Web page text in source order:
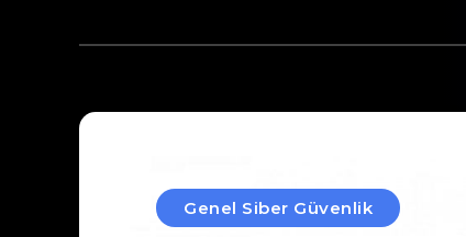
Genel Siber Güvenlik